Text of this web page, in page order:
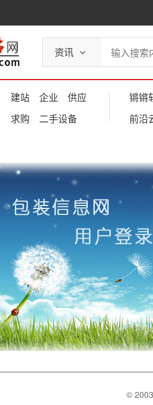
资讯
建站 企业
供应
求购
二手设备
锵锵
前沿
©